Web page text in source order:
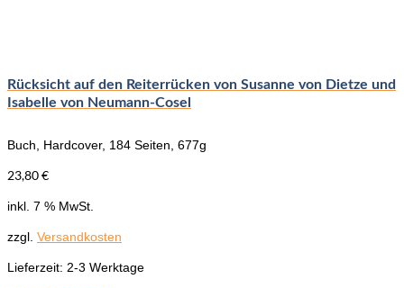
Rücksicht auf den Reiterrücken von Susanne von Dietze und
Isabelle von Neumann-Cosel
Buch, Hardcover, 184 Seiten, 677g
23,80€
inkl. 7 % MwSt.
zzgl. Versandkosten
Lieferzeit: 2-3 Werktage